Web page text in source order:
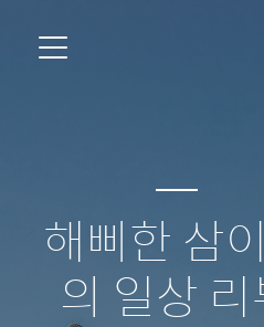
해삐한 삼
의 일상 리